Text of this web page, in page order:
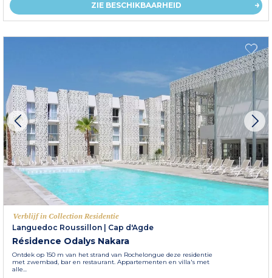
ZIE BESCHIKBAARHEID
Verblijf in Collection Residentie
Languedoc Roussillon
Cap d'Agde
Résidence Odalys Nakara
Ontdek op 150 m van het strand van Rochelongue deze residentie
met zwembad, bar en restaurant. Appartementen en villa's met
alle...